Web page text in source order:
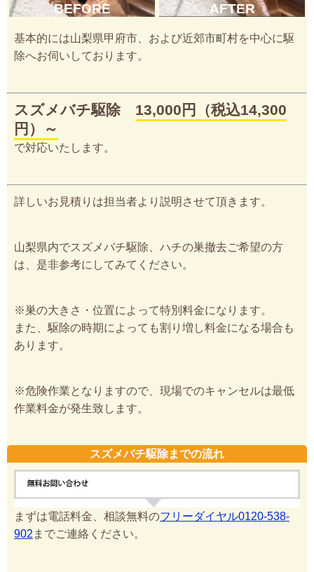
BEFORE AFTER
基本的には山梨県甲府市、および近郊市町村を中心に駆
除へお伺いしております。
スズメバチ駆除 13,000円（税込14,300
円）～
で対応いたします。
詳しいお見積りは担当者より説明させて頂きます。
山梨県内でスズメバチ駆除、ハチの巣撤去ご希望の方
は、是非参考にしてみてください。
※巣の大きさ・位置によって特別料金になります。
また、駆除の時期によっても割り増し料金になる場合も
あります。
※危険作業となりますので、現場でのキャンセルは最低
作業料金が発生致します。
スズメバチ駆除までの流れ
まずは電話料金、相談無料のフリーダイヤル0120-538-
902 までご連絡ください。